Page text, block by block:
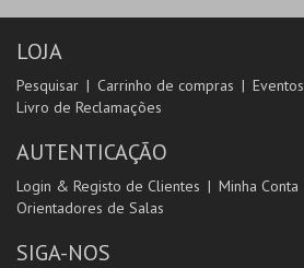
LOJA
Pesquisar Carrinho de compras Eventos
Livro de Reclamações
AUTENTICAÇÃO
Login & Registo de Clientes Minha Conta
Orientadores de Salas
SIGA-NOS